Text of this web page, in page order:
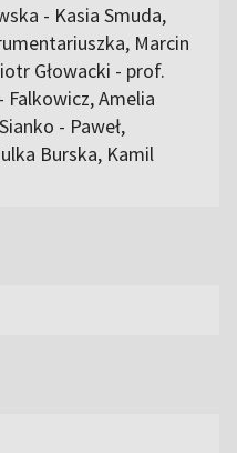
- Kasia Smuda,
Marcin
Głowacki - prof.
Falkowicz, Amelia
- Paweł,
Burska, Kamil